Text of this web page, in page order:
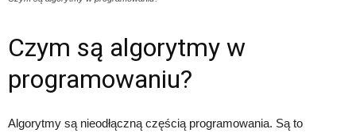
Czym są algorytmy w
programowaniu?
Algorytmy są nieodłączną częścią programowania. Są to